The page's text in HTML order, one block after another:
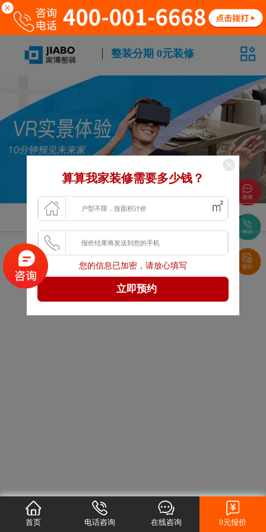
整装分期 0元装修
风格 面积 户型
浏览更多VR案例
首页 电话咨询 在线咨询 0元报价
算算我家装修需要多少钱？
您的信息已加密，请放心填写